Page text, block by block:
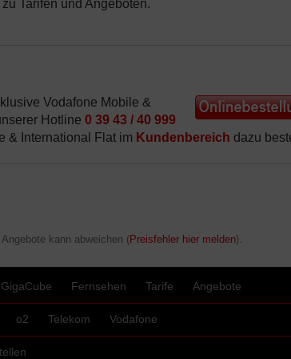
Tarifen und Angeboten.
Vodafone Mobile &
Hotline 0 39 43 / 40 999
& International Flat im Kundenbereich dazu
kann abweichen (Preisfehler hier melden).
GigaCube Fernsehen Tarife Angebote
o2 Telekom Vodafone